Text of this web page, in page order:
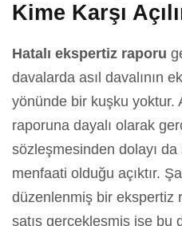
Kime Karşı
Hatalı ekspertiz raporu
davalarda asıl davalının
yönünde bir kuşku yoktur.
raporuna dayalı olarak
sözleşmesinden dolayı da
menfaati olduğu açıktır.
düzenlenmiş bir ekspertiz
satış gerçekleşmiş ise bu